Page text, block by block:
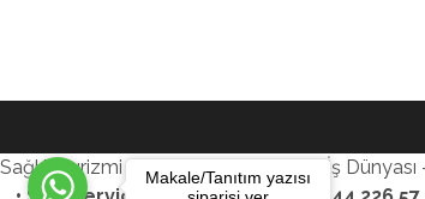
Sağlık Turizmi Reklam Ajansı - Gezi - İş Dünyası
Makale/Tanıtım yazısı